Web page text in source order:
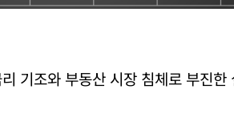
기조와 부동산 시장 침체로 부진한